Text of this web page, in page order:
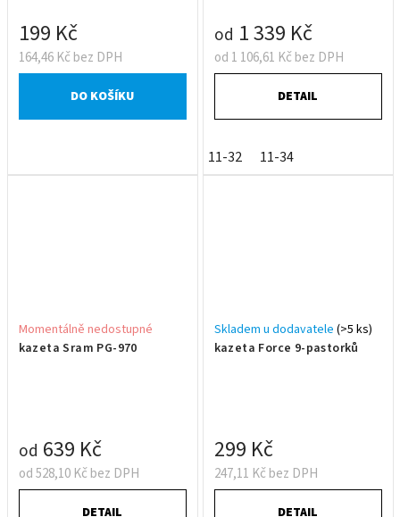
164,46 Kč bez DPH
199 Kč
DO KOŠÍKU
od 1 106,61 Kč bez DPH
od 1 339 Kč
DETAIL
11-32 11-34
kazeta Sram PG-970
Momentálně nedostupné
od 528,10 Kč bez DPH
od 639 Kč
DETAIL
kazeta Force 9-pastorků
Skladem u dodavatele (>5 ks)
247,11 Kč bez DPH
299 Kč
DETAIL